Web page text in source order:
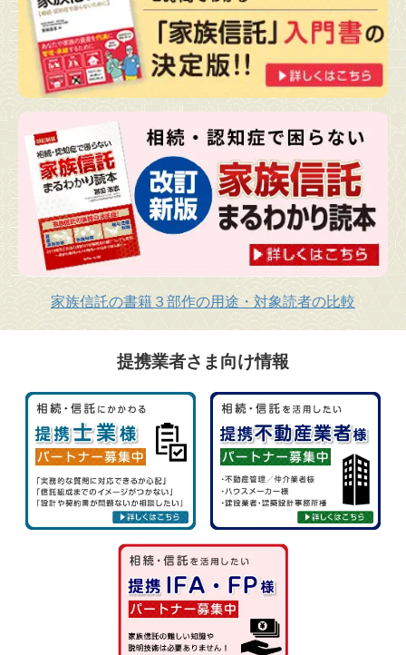
家族信託の書籍３部作の用途・対象読者の比較
提携業者さま向け情報